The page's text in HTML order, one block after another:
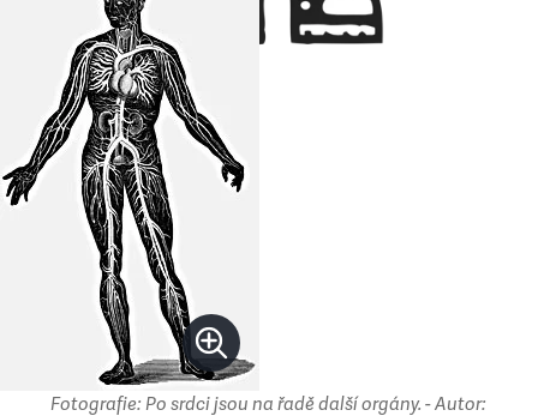
Fotografie: Po srdci jsou na řadě další orgány. - Autor: